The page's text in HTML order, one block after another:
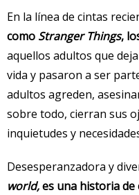
En la línea de cintas
como Stranger Things,
aquellos adultos que
vida y pasaron a ser
adultos agreden,
sobre todo, cierran sus
inquietudes y
Desesperanzadora y
world,es una historia de